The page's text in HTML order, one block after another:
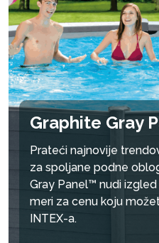
Graphite Gray
Prateći najnovije
za spoljane podne
Gray Panel™ nudi
meri za cenu koju
INTEX-a.